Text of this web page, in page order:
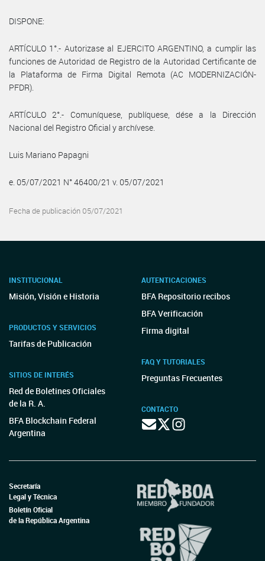
DISPONE:
ARTÍCULO 1°.- Autorizase al EJERCITO ARGENTINO, a cumplir las
funciones de Autoridad de Registro de la Autoridad Certificante de
la Plataforma de Firma Digital Remota (AC MODERNIZACIÓN-
PFDR).
ARTÍCULO 2°.- Comuníquese, publíquese, dése a la Dirección
Nacional del Registro Oficial y archívese.
Luis Mariano Papagni
e. 05/07/2021 N° 46400/21 v. 05/07/2021
Fecha de publicación 05/07/2021
INSTITUCIONAL
Misión, Visión e Historia
PRODUCTOS Y SERVICIOS
Tarifas de Publicación
SITIOS DE INTERÉS
Red de Boletines Oficiales
de la R. A.
BFA Blockchain Federal
Argentina
AUTENTICACIONES
BFA Repositorio recibos
BFA Verificación
Firma digital
FAQ Y TUTORIALES
Preguntas Frecuentes
CONTACTO
Secretaría
Legal y Técnica
Boletín Oficial
de la República Argentina